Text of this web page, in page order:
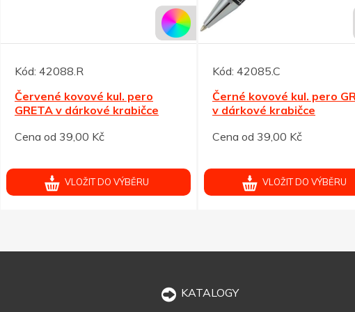
Kód: 42088.R
Červené kovové kul. pero
GRETA v dárkové krabičce
Cena od 39,00 Kč
VLOŽIT DO VÝBĚRU
Kód: 42085.C
Černé kovové kul. pero
v dárkové krabičce
Cena od 39,00 Kč
VLOŽIT DO VÝBĚRU
KATALOGY